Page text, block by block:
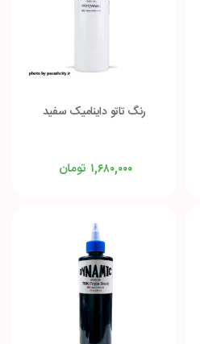
رنگ تاتو داینامیک سفید
تومان ۱,۶۸۰,۰۰۰